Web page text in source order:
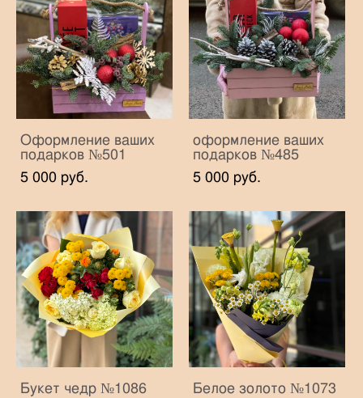
Оформление ваших
подарков №501
5 000 pуб.
оформление ваших
подарков №485
5 000 pуб.
Букет чедр №1086
Белое золото №1073